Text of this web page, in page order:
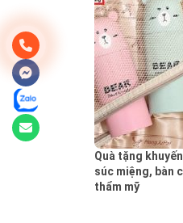
Quà tặng
súc miệng, bàn
thẩm mỹ